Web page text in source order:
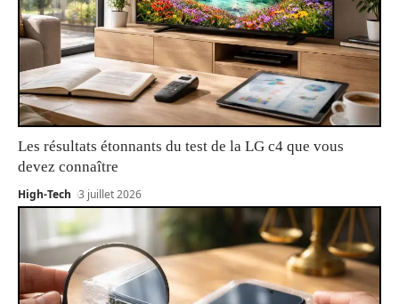
Les résultats étonnants du test de la LG c4 que vous
devez connaître
High-Tech 3 juillet 2026